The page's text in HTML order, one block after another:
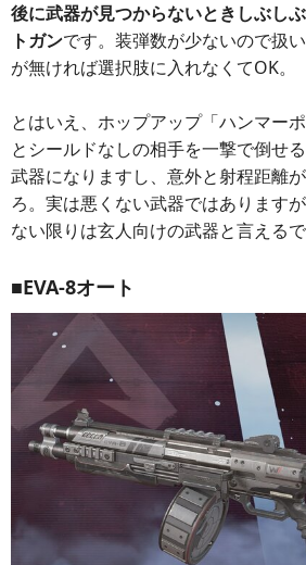
後に武器が見つからないときしぶし
トガンです。装弾数が少ないので扱
が無ければ選択肢に入れなくてOK。
とはいえ、ホップアップ「ハンマー
とシールドなしの相手を一撃で倒せ
武器になりますし、意外と射程距離
ろ。実は悪くない武器ではあります
ない限りは玄人向けの武器と言えるで
■EVA-8オート